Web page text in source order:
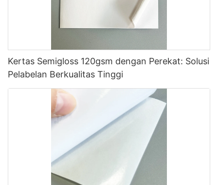
Kertas Semigloss 120gsm dengan Perekat: Solusi
Pelabelan Berkualitas Tinggi